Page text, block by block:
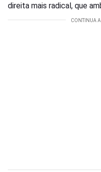
direita mais radical, que